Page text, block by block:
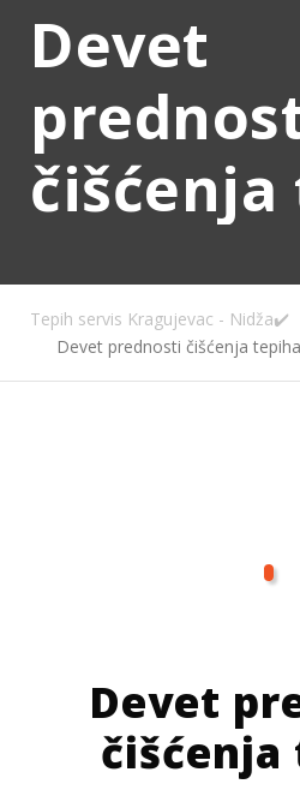
Devet
Tepih servis Kragujevac - Nidža✔️
Devet prednosti čišćenja tepiha
Devet
čišćenja